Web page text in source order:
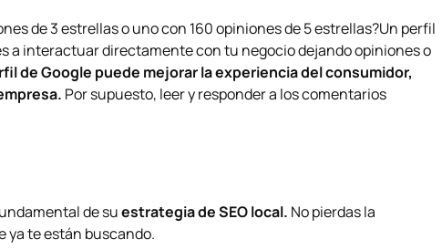
de 3 estrellas o uno con 160 opiniones de 5 estrellas?Un perfil
a interactuar directamente con tu negocio dejando opiniones o
de Google puede mejorar la experiencia del consumidor,
Por supuesto, leer y responder a los comentarios
de suestrategia de SEO local. No pierdas la
ya te están buscando.